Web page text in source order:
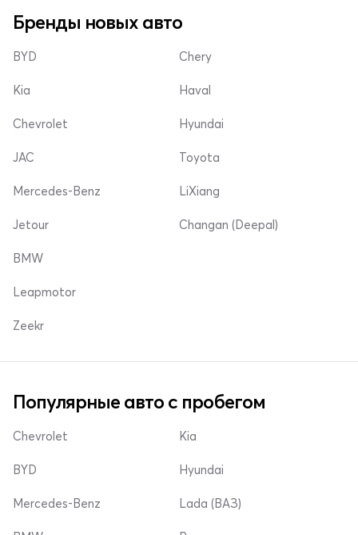
Бренды новых авто
BYD
Kia
Chevrolet
Chery
Haval
Hyundai
JAC
Mercedes-Benz
Jetour
Toyota
LiXiang
Changan (Deepal)
BMW
Leapmotor
Zeekr
Популярные авто с пробегом
Chevrolet
BYD
Mercedes-Benz
Kia
Hyundai
Lada (ВАЗ)